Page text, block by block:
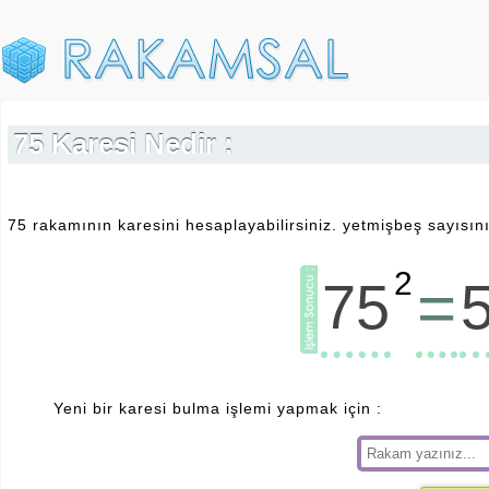
75 Karesi Nedir :
75 rakamının karesini hesaplayabilirsiniz. yetmişbeş
75 2 =
Yeni bir karesi bulma işlemi yapmak için :